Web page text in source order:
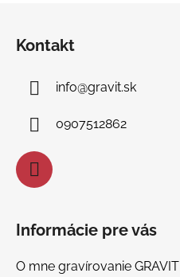
Kontakt
info@gravit.sk
0907512862
Informácie pre vás
O mne gravírovanie GRAVIT